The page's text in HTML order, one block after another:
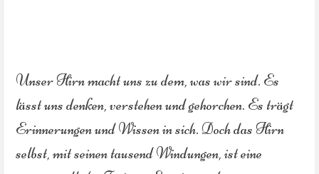
Unser Hirn macht uns zu dem, was wir sind. Es
lässt uns denken, verstehen und gehorchen. Es trägt
Erinnerungen und Wissen in sich. Doch das Hirn
selbst, mit seinen tausend Windungen, ist eine